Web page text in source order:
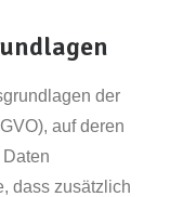
der
auf deren
dass zusätzlich